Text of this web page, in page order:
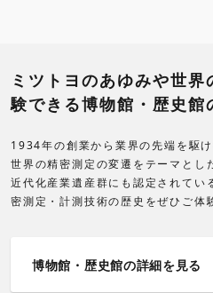
ミツトヨのあゆみや世
験できる博物館・歴史館
1934年の創業から業界の先端を駆
世界の精密測定の変遷をテーマとし
近代化産業遺産群にも認定されてい
密測定・計測技術の歴史をぜひご体
博物館・歴史館の詳細を見る